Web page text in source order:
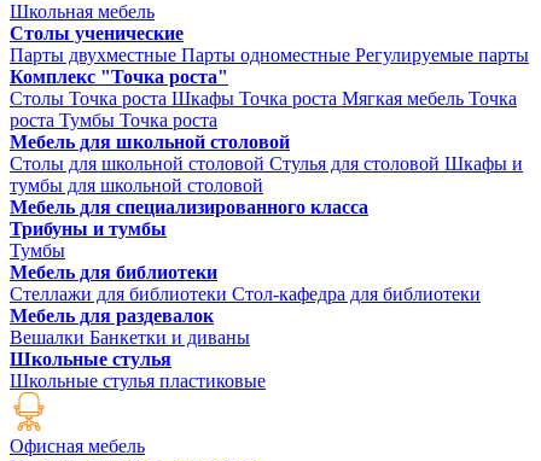
Школьная мебель
Столы ученические
Парты двухместные Парты одноместные Регулируемые парты
Комплекс "Точка роста"
Столы Точка роста Шкафы Точка роста Мягкая мебель Точка
роста Тумбы Точка роста
Мебель для школьной столовой
Столы для школьной столовой Стулья для столовой Шкафы и
тумбы для школьной столовой
Мебель для специализированного класса
Трибуны и тумбы
Тумбы
Мебель для библиотеки
Стеллажи для библиотеки Стол-кафедра для библиотеки
Мебель для раздевалок
Вешалки Банкетки и диваны
Школьные стулья
Школьные стулья пластиковые
Офисная мебель